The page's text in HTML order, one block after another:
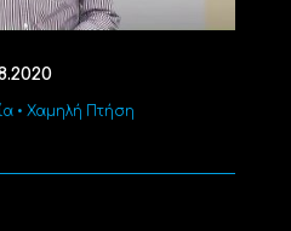
• Χαμηλή Πτήση